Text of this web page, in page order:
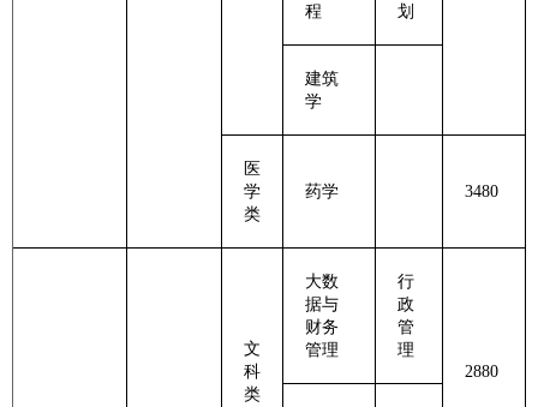
程
划
建筑
学
医
学
类
药学 3480
文
科
类
大数
据与
财务
管理
行
政
管
理
2880